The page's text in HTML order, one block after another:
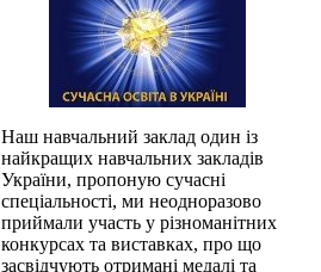
Наш навчальний заклад один із
найкращих навчальних закладів
України, пропоную сучасні
спеціальності, ми неодноразово
приймали участь у різноманітних
конкурсах та виставках, про що
засвідчують отримані медалі та